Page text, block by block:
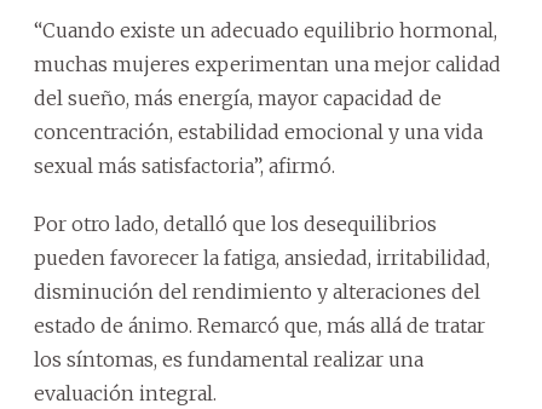
“Cuando existe un adecuado equilibrio hormonal,
muchas mujeres experimentan una mejor calidad
del sueño, más energía, mayor capacidad de
concentración, estabilidad emocional y una vida
sexual más satisfactoria”, afirmó.
Por otro lado, detalló que los desequilibrios
pueden favorecer la fatiga, ansiedad, irritabilidad,
disminución del rendimiento y alteraciones del
estado de ánimo. Remarcó que, más allá de tratar
los síntomas, es fundamental realizar una
evaluación integral.